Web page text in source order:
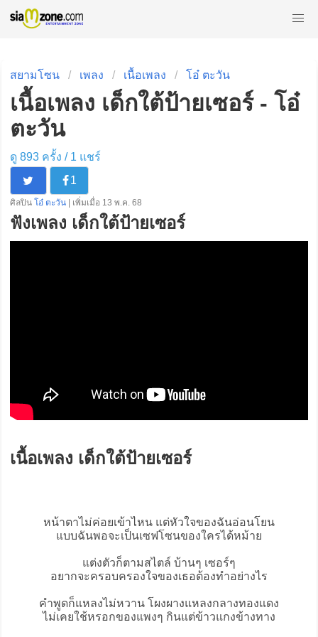
สยามโซน เพลง เนื้อเพลง โอ๋ ตะวัน
เนื้อเพลง เด็กใต้ป้ายเซอร์ - โอ๋
ตะวัน
ดู 893 ครั้ง / 1 แชร์
1
ศิลปิน โอ๋ ตะวัน | เพิ่มเมื่อ 13 พ.ค. 68
ฟังเพลง เด็กใต้ป้ายเซอร์
เนื้อเพลง เด็กใต้ป้ายเซอร์
หน้าตาไม่ค่อยเข้าไหน แต่หัวใจของฉันอ่อนโยน
แบบฉันพอจะเป็นเซฟโซนของใครได้หม้าย
แต่งตัวก็ตามสไตล์ บ้านๆ เซอร์ๆ
อยากจะครอบครองใจของเธอต้องทำอย่างไร
คำพูดก็แหลงไม่หวาน โผงผางแหลงกลางทองแดง
ไม่เคยใช้หรอกของแพงๆ กินแต่ข้าวแกงข้างทาง